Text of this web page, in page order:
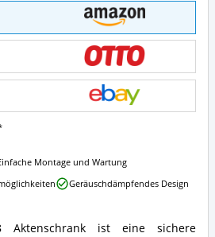
Aktenschrank ist eine sichere
Montage und Wartung
Geräuschdämpfendes Design